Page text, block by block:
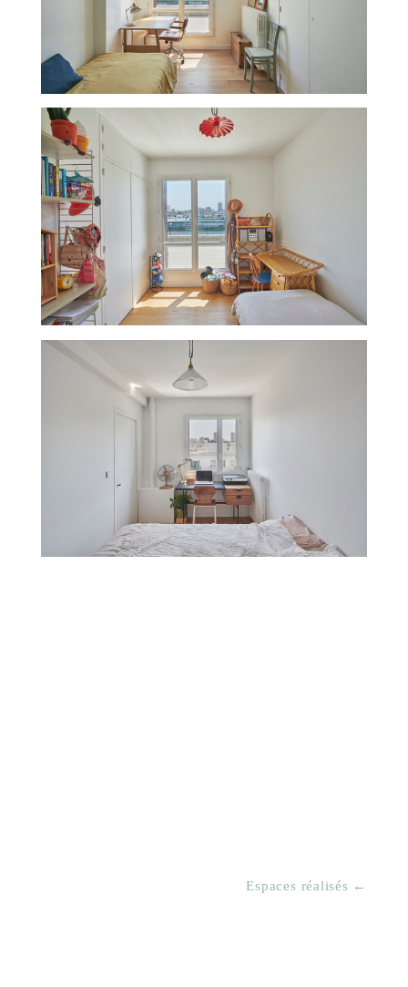
Espaces réalisés ←